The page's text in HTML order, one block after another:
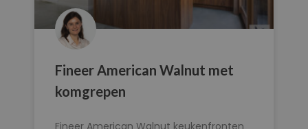
Fineer American Walnut met
komgrepen